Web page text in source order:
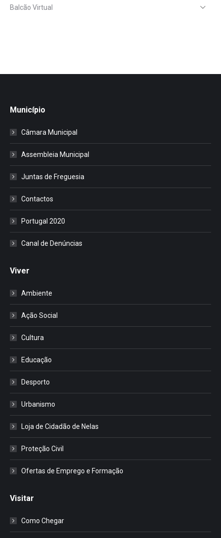
Balcão Virtual
Município
Câmara Municipal
Assembleia Municipal
Juntas de Freguesia
Contactos
Portugal 2020
Canal de Denúncias
Viver
Ambiente
Ação Social
Cultura
Educação
Desporto
Urbanismo
Loja de Cidadão de Nelas
Proteção Civil
Ofertas de Emprego e Formação
Visitar
Como Chegar